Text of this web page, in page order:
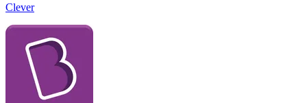
Clever